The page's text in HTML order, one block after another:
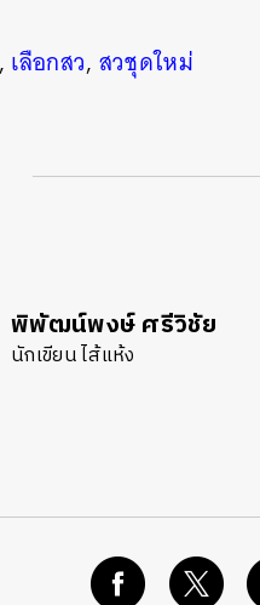
เลือกสว, สวชุดใหม่
พิพัฒน์พงษ์ ศรีวิชัย
นักเขียน ไส้แห้ง